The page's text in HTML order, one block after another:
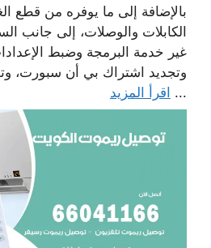
بالإضافة إلى ما يوفره من قطع
الكابلات والوصلات، إلى جانب
غير خدمة البرمجة وضبط
وتجديد اشتراك بي أن سبورت،
... اقرأ المزيد